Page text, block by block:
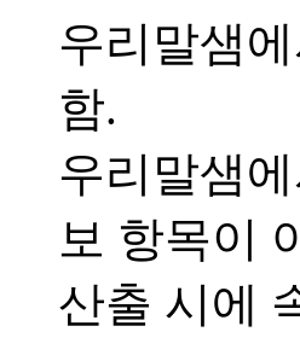
우리말샘
함.
우리말샘
보 항목이
산출 시에